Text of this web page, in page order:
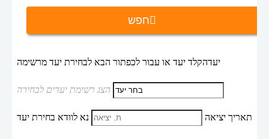
חפש
יעדהקלד יעד או עבור לכפתור הבא לבחירת יעד מרשימה
הצג רשימת יעדים לבחירה
תאריך יציאה נא לוודא בחירת יעד